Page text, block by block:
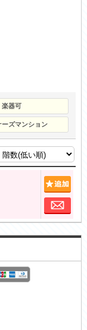
楽器可
ーズマンション
お